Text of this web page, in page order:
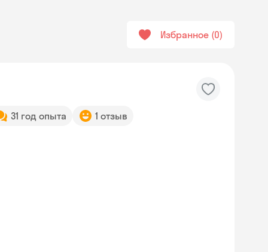
Избранное 0
31 год опыта 1 отзыв